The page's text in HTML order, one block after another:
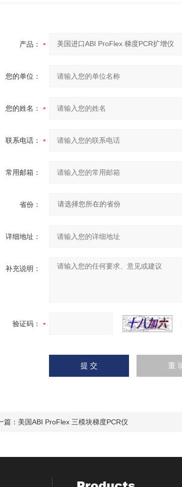
产品：
您的单位：
您的姓名：
联系电话：
常用邮箱：
省份：
详细地址：
补充说明：
验证码：
篇： 美国ABI ProFlex 三模块梯度PCR仪